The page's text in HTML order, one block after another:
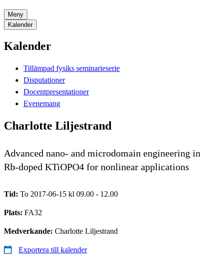
Meny
Kalender
Kalender
Tillämpad fysiks seminarieserie
Disputationer
Docentpresentationer
Evenemang
Charlotte Liljestrand
Advanced nano- and microdomain engineering in
Rb-doped KTiOPO4 for nonlinear applications
Tid: To 2017-06-15 kl 09.00 - 12.00
Plats: FA32
Medverkande: Charlotte Liljestrand
Exportera till kalender